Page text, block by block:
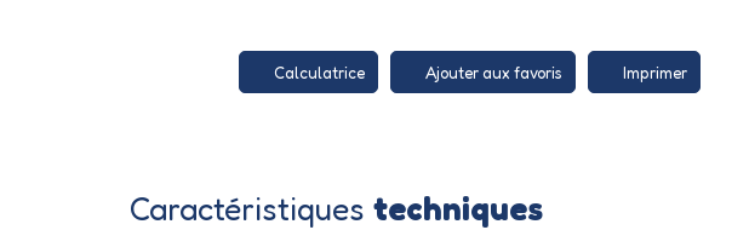
Calculatrice Ajouter aux favoris Imprimer
Caractéristiques techniques